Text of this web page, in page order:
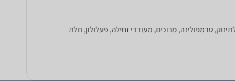
טרמפולינה, מבוכים, מעודדי זחילה, פעלולון, תלת